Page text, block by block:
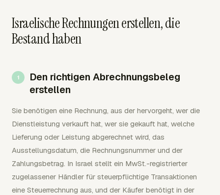
Israelische Rechnungen erstellen, die
Bestand haben
Den richtigen Abrechnungsbeleg
erstellen
Sie benötigen eine Rechnung, aus der hervorgeht, wer die
Dienstleistung verkauft hat, wer sie gekauft hat, welche
Lieferung oder Leistung abgerechnet wird, das
Ausstellungsdatum, die Rechnungsnummer und der
Zahlungsbetrag. In Israel stellt ein MwSt.-registrierter
zugelassener Händler für steuerpflichtige Transaktionen
eine Steuerrechnung aus, und der Käufer benötigt in der